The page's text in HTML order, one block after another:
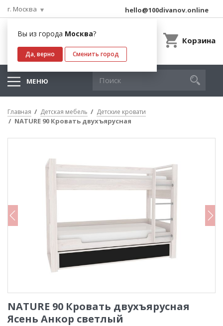
г. Москва
Вы из города Москва?
Да, верно Сменить город
hello@100divanov.online
Корзина
МЕНЮ
Главная Детская мебель Детские кровати
NATURE 90 Кровать двухъярусная
NATURE 90 Кровать двухъярусная
Ясень Анкор светлый